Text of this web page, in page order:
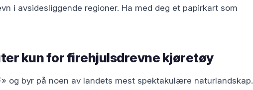
i avsidesliggende regioner. Ha med deg et papirkart som
kun for firehjulsdrevne kjøretøy
og byr på noen av landets mest spektakulære naturlandskap.